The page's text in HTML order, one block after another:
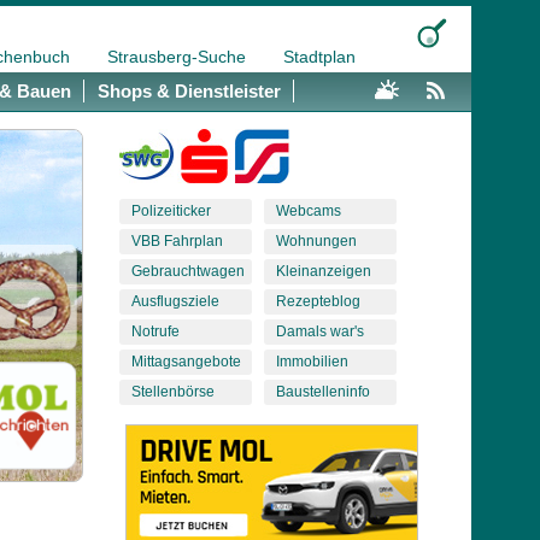
Strausberg-Suche Stadtplan
Bauen Shops & Dienstleister
Polizeiticker
VBB Fahrplan
Gebrauchtwagen
Ausflugsziele
Notrufe
Mittagsangebote
Stellenbörse
Webcams
Wohnungen
Kleinanzeigen
Rezepteblog
Damals war's
Immobilien
Baustelleninfo